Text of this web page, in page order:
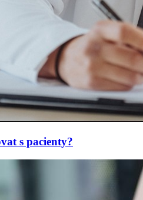
s pacienty?